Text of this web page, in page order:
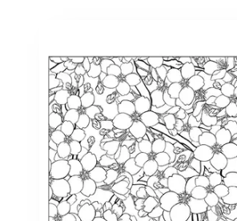
Siap dalam hitungan detik -
Desain bunga yang rumit
Mendukung keterampilan
Cetak ulang sesuai kebutuhan